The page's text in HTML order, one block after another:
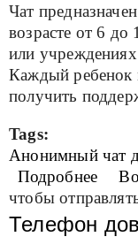
Чат
возрасте от 6
или
Каждый ребенок
получить
Tags:
Анонимный чат
Подробнее о
чтобы
Телефон